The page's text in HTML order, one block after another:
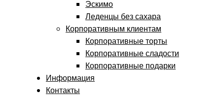
Эскимо
Леденцы без сахара
Корпоративным клиентам
Корпоративные торты
Корпоративные сладости
Корпоративные подарки
Информация
Контакты